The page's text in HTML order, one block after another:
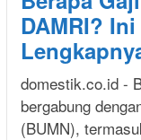
DAMRI?
domestik.co.id -
bergabung
(BUMN),